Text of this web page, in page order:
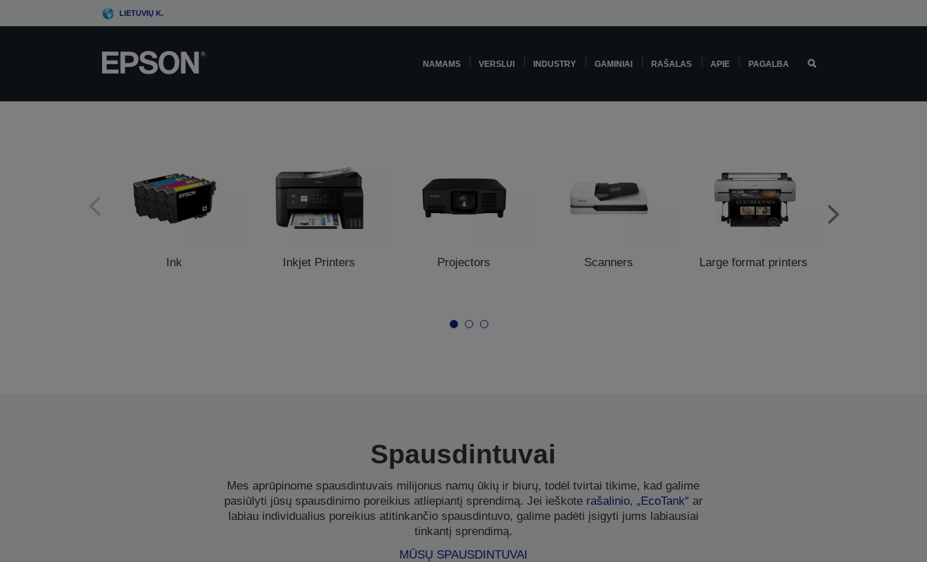
to
LIETUVIŲ K.
NAMAMS VERSLUI INDUSTRY GAMINIAI RAŠALAS APIE PAGALBA
Ink Inkjet Printers Projectors Scanners Large format printers
Spausdintuvai
Mes aprūpinome spausdintuvais milijonus namų ūkių ir biurų, todėl tvirtai tikime, kad galime
pasiūlyti jūsų spausdinimo poreikius atliepiantį sprendimą. Jei ieškote rašalinio, „EcoTank“ ar
labiau individualius poreikius atitinkančio spausdintuvo, galime padėti įsigyti jums labiausiai
tinkantį sprendimą.
MŪSŲ SPAUSDINTUVAI